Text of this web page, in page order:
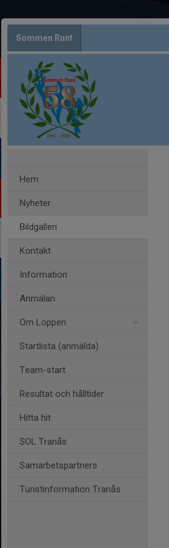
Sommen Runt
Hem
Nyheter
Bildgalleri
Kontakt
Information
Anmälan
Om Loppen
Startlista (anmälda)
Team-start
Resultat och hålltider
Hitta hit
SOL Tranås
Samarbetspartners
Turistinformation Tranås